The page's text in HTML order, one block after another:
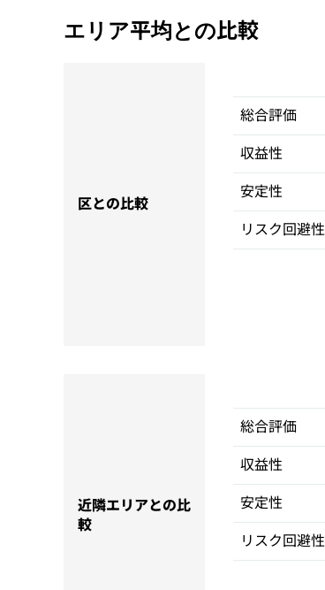
エリア平均との比較
区との比較
総合評価
収益性
安定性
リスク回避性
近隣エリアとの比
較
総合評価
収益性
安定性
リスク回避性